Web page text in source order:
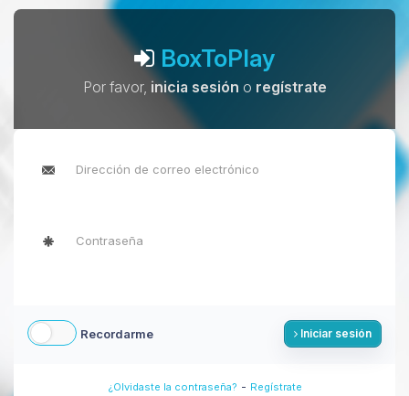
BoxToPlay
Por favor, inicia sesión o regístrate
Recordarme Iniciar sesión
¿Olvidaste la contraseña? - Regístrate